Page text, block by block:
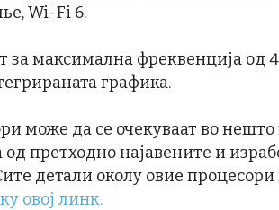
Wi-Fi 6.
максимална фреквенција од
графика.
може да се очекуваат во
претходно најавените и
детали околу овие
овој линк.